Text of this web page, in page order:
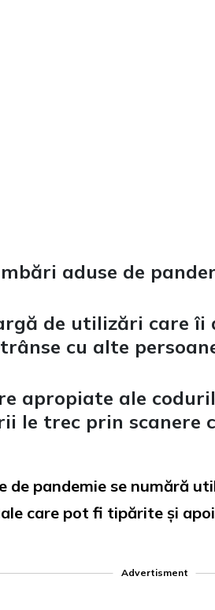
aduse de
de utilizări care
cu alte
apropiate ale
le trec prin scanere
de pandemie se numără
care pot fi tipărite și
Advertisment